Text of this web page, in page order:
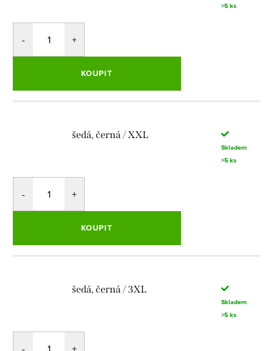
>5 ks
KOUPIT
šedá, černá / XXL
Skladem
>5 ks
KOUPIT
šedá, černá / 3XL
Skladem
>5 ks